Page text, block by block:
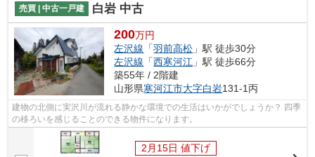
売買 | 中古一戸建 白岩 中古
200万円
左沢線 「羽前高松 」駅 徒歩30分
左沢線 「西寒河江 」駅 徒歩66分
築55年 / 2階建
山形県寒河江市大字白岩131-1丙
建物の北側に実沢川が流れる静かな環境での生活はいかがでしょうか？ 四季
の移ろいを感じることのできる物件になります。
2月15日 値下げ